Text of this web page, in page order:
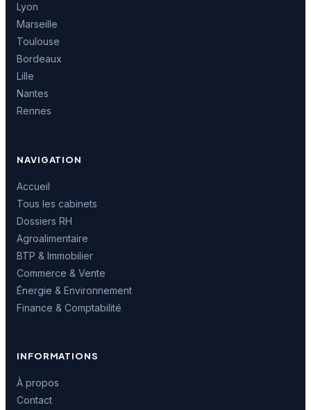
Lyon
Marseille
Toulouse
Bordeaux
Lille
Nantes
Rennes
NAVIGATION
Accueil
Tous les cabinets
Dossiers RH
Agroalimentaire
BTP & Immobilier
Commerce & Vente
Énergie & Environnement
Finance & Comptabilité
INFORMATIONS
À propos
Contact